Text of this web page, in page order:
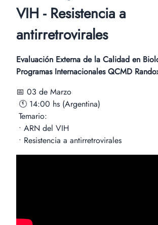
VIH - Resistencia a
antirretrovirales
Evaluación Externa de la Calidad en
Programas Internacionales QCMD
📅 03 de Marzo
🕚 14:00 hs (Argentina)
Temario:
• ARN del VIH
• Resistencia a antirretrovirales